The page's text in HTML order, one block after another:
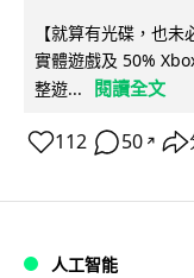
【就算有光碟，也
實體遊戲及 50%
整遊...
閱讀全文
112 50 ↗
人工智能